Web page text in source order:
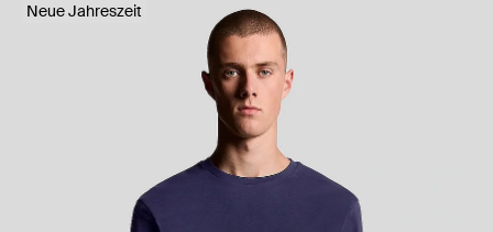
Neue Jahreszeit